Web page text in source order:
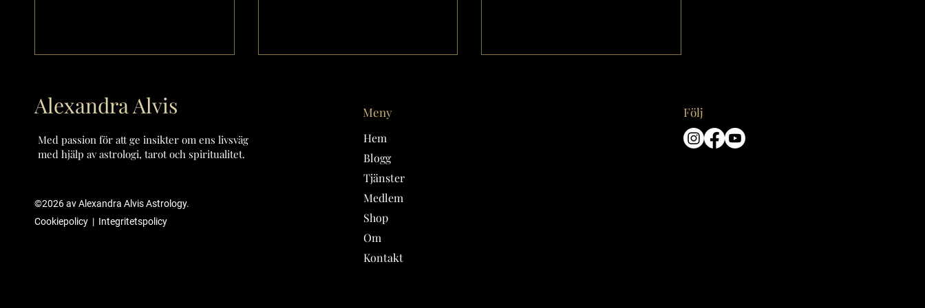
KRÄFTAN/CANCER
MÅNADSTECKEN -
TVILLINGARNA/GEMINI
Alexandra Alvis
Med passion för att ge insikter om ens livsväg
med hjälp av astrologi, tarot och spiritualitet.
©2026av Alexandra Alvis Astrology.
Cookiepolicy | Integritetspolicy
Meny
Hem
Blogg
Tjänster
Medlem
Shop
Om
Kontakt
Följ